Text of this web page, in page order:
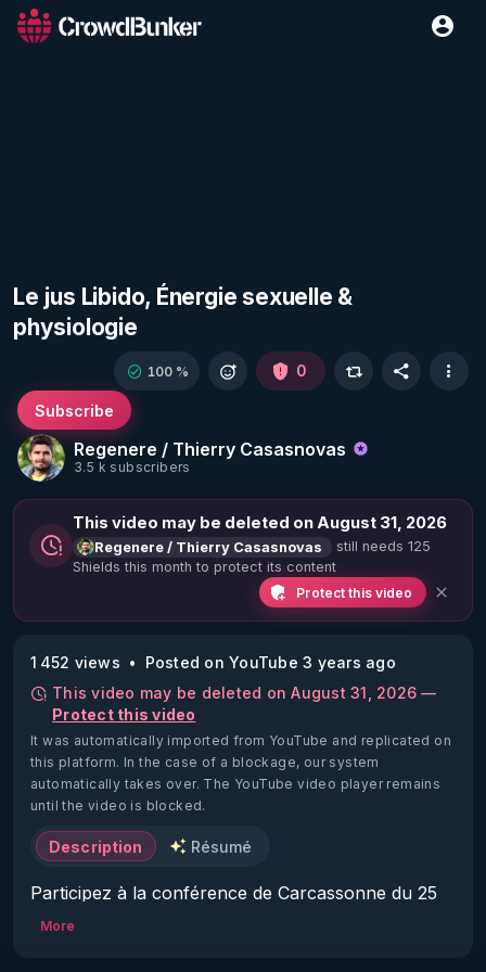
Le jus Libido, Énergie sexuelle &
physiologie
Regenere / Thierry Casasnovas
3.5 k subscribers
Subscribe
100 % 0
This video may be deleted on August 31, 2026
Regenere / Thierry Casasnovas
still needs 125
Shields this month to protect its content
Protect this video
1 452 views
Posted on YouTube 3 years ago
This video may be deleted on August 31, 2026 —
Protect this video
It was automatically imported from YouTube and replicated on
this platform. In the case of a blockage, our system
automatically takes over. The YouTube video player remains
until the video is blocked.
Description Résumé
Participez à la conférence de Carcassonne du 25
février et venez affirmer votre attachement à la
More